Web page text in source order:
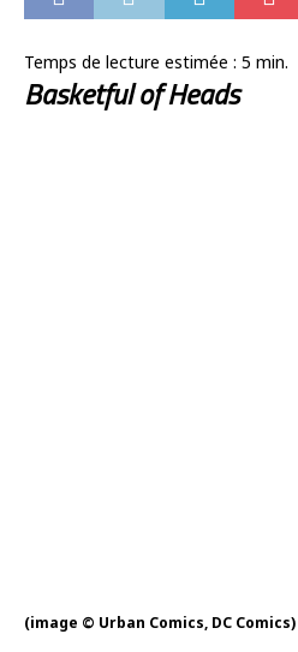
Temps de lecture estimée : 5 min.
Basketful of Heads
(image © Urban Comics, DC Comics)